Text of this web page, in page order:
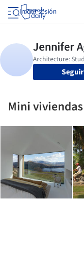
Iniciar sesión
Seguir
Mini viviendas